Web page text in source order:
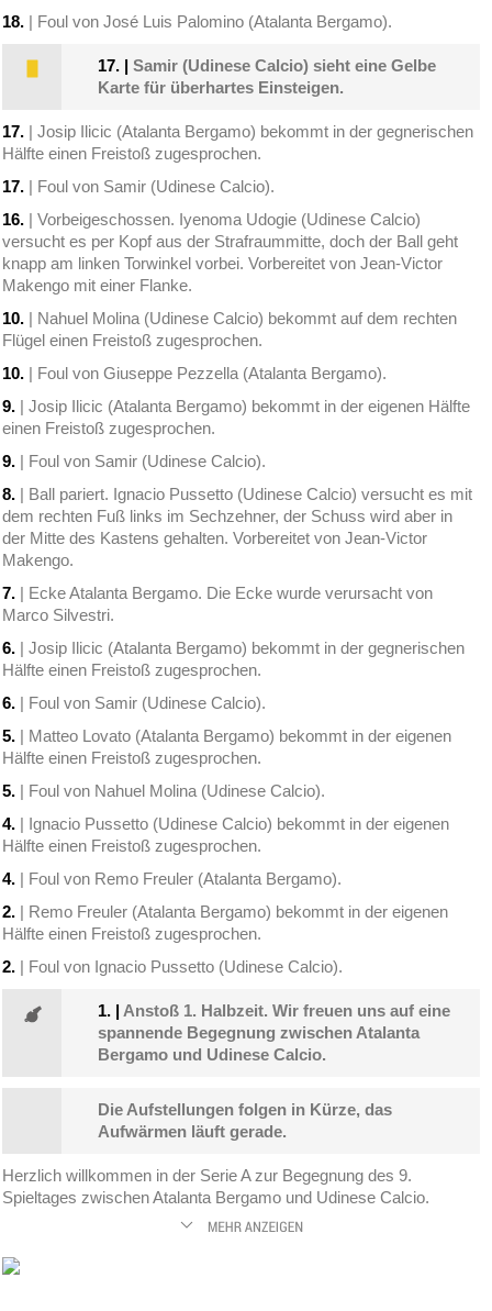
18. | Foul von José Luis Palomino (Atalanta Bergamo).
17. |Samir (Udinese Calcio) sieht eine Gelbe
Karte für überhartes Einsteigen.
17. | Josip Ilicic (Atalanta Bergamo) bekommt in der gegnerischen
Hälfte einen Freistoß zugesprochen.
17. | Foul von Samir (Udinese Calcio).
16. | Vorbeigeschossen. Iyenoma Udogie (Udinese Calcio)
versucht es per Kopf aus der Strafraummitte, doch der Ball geht
knapp am linken Torwinkel vorbei. Vorbereitet von Jean-Victor
Makengo mit einer Flanke.
10. | Nahuel Molina (Udinese Calcio) bekommt auf dem rechten
Flügel einen Freistoß zugesprochen.
10. | Foul von Giuseppe Pezzella (Atalanta Bergamo).
9. | Josip Ilicic (Atalanta Bergamo) bekommt in der eigenen Hälfte
einen Freistoß zugesprochen.
9. | Foul von Samir (Udinese Calcio).
8. | Ball pariert. Ignacio Pussetto (Udinese Calcio) versucht es mit
dem rechten Fuß links im Sechzehner, der Schuss wird aber in
der Mitte des Kastens gehalten. Vorbereitet von Jean-Victor
Makengo.
7. | Ecke Atalanta Bergamo. Die Ecke wurde verursacht von
Marco Silvestri.
6. | Josip Ilicic (Atalanta Bergamo) bekommt in der gegnerischen
Hälfte einen Freistoß zugesprochen.
6. | Foul von Samir (Udinese Calcio).
5. | Matteo Lovato (Atalanta Bergamo) bekommt in der eigenen
Hälfte einen Freistoß zugesprochen.
5. | Foul von Nahuel Molina (Udinese Calcio).
4. | Ignacio Pussetto (Udinese Calcio) bekommt in der eigenen
Hälfte einen Freistoß zugesprochen.
4. | Foul von Remo Freuler (Atalanta Bergamo).
2. | Remo Freuler (Atalanta Bergamo) bekommt in der eigenen
Hälfte einen Freistoß zugesprochen.
2. | Foul von Ignacio Pussetto (Udinese Calcio).
1. | Anstoß 1. Halbzeit. Wir freuen uns auf eine
spannende Begegnung zwischen Atalanta
Bergamo und Udinese Calcio.
Die Aufstellungen folgen in Kürze, das
Aufwärmen läuft gerade.
Herzlich willkommen in der Serie A zur Begegnung des 9.
Spieltages zwischen Atalanta Bergamo und Udinese Calcio.